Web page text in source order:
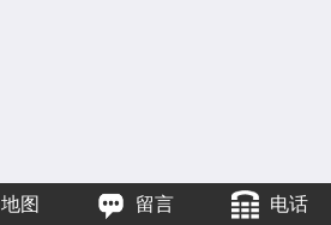
地图 留言 电话